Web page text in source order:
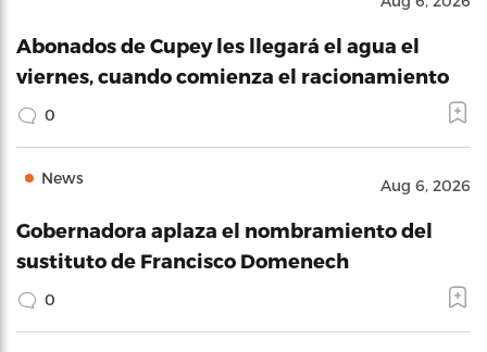
Abonados de Cupey les llegará el agua el
viernes, cuando comienza el racionamiento
0
News Aug 6, 2026
Gobernadora aplaza el nombramiento del
sustituto de Francisco Domenech
0